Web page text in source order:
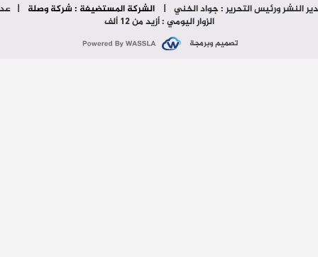
النشر ورئيس التحرير : جواد الخني | الشركة المستضيفة : شركة وصلة |
الزوار اليومي : أزيد من 12 ألف
تصميم وبرمجة